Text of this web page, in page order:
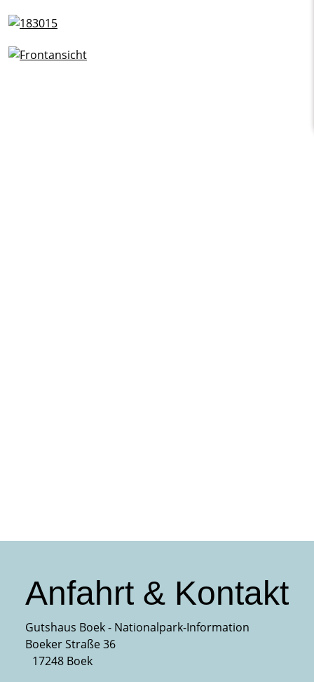
Anfahrt & Kontakt
Gutshaus Boek - Nationalpark-Information
Boeker Straße 36
17248 Boek